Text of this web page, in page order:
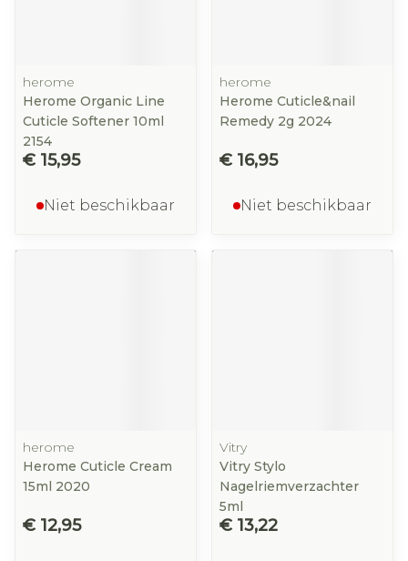
herome
Herome Organic Line
Cuticle Softener 10ml
2154
€ 15,95
Niet beschikbaar
herome
Herome Cuticle&nail
Remedy 2g 2024
€ 16,95
Niet beschikbaar
herome
Herome Cuticle Cream
15ml 2020
€ 12,95
Vitry
Vitry Stylo
Nagelriemverzachter
5ml
€ 13,22